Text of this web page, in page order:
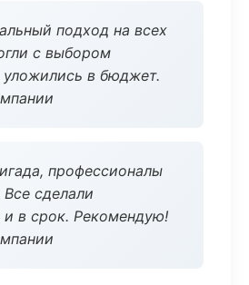
подход на всех
с выбором
уложились в бюджет.
профессионалы
Все сделали
и в срок. Рекомендую!